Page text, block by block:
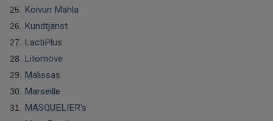
Koivun Mahla
Kundtjänst
LactiPlus
Litomove
Malissas
Marseille
MASQUELIER's